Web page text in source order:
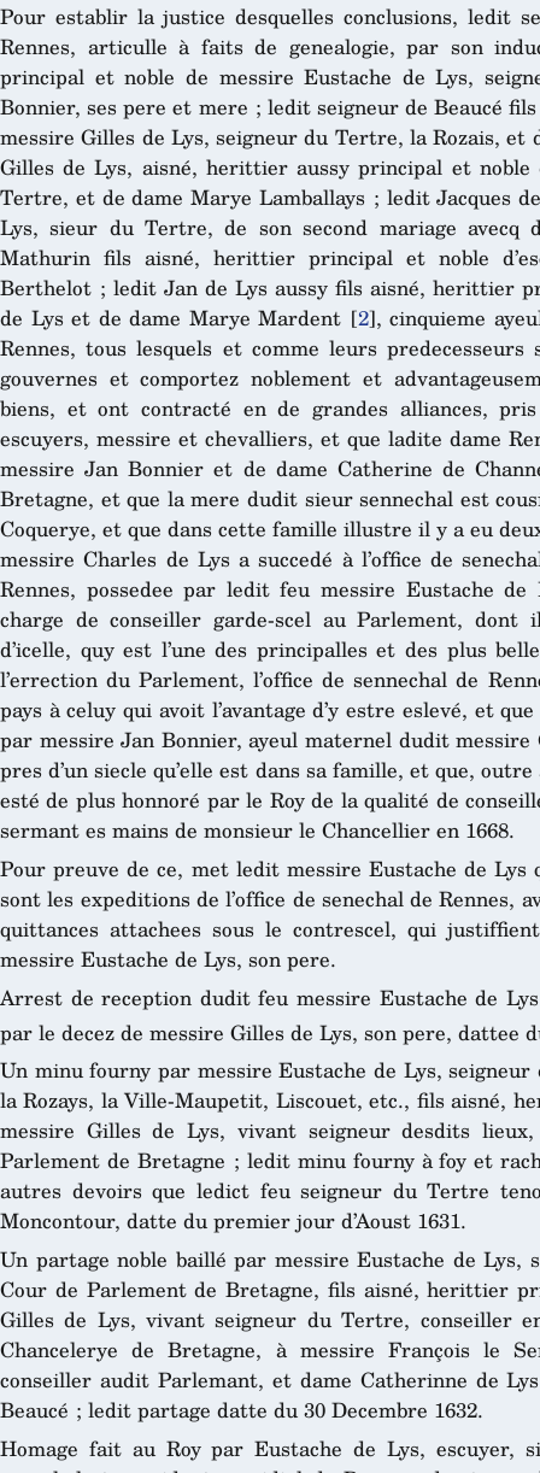
Pour establir la justice desquelles conclusions, ledit
Rennes, articulle à faits de genealogie, par son
principal et noble de messire Eustache de Lys,
Bonnier, ses pere et mere ; ledit seigneur de Beaucé
messire Gilles de Lys, seigneur du Tertre, la Rozais, et
Gilles de Lys, aisné, herittier aussy principal et noble
Tertre, et de dame Marye Lamballays ; ledit Jacques
Lys, sieur du Tertre, de son second mariage
Mathurin fils aisné, herittier principal et noble
Berthelot ; ledit Jan de Lys aussy fils aisné, herittier
de Lys et de dame Marye Mardent [2], cinquieme
Rennes, tous lesquels et comme leurs
gouvernes et comportez noblement et
biens, et ont contracté en de grandes alliances,
escuyers, messire et chevalliers, et que ladite dame
messire Jan Bonnier et de dame Catherine de
Bretagne, et que la mere dudit sieur sennechal est
Coquerye, et que dans cette famille illustre il y a eu
messire Charles de Lys a succedé à l’office de
Rennes, possedee par ledit feu messire Eustache
charge de conseiller garde-scel au Parlement,
d’icelle, quy est l’une des principalles et des plus
l’errection du Parlement, l’office de sennechal de
pays à celuy qui avoit l’avantage d’y estre eslevé, et
par messire Jan Bonnier, ayeul maternel dudit messire
pres d’un siecle qu’elle est dans sa famille, et que,
esté de plus honnoré par le Roy de la qualité de
sermant es mains de monsieur le Chancellier en 1668.
Pour preuve de ce, met ledit messire Eustache de Lys
sont les expeditions de l’office de senechal de Rennes,
quittances attachees sous le contrescel, qui
messire Eustache de Lys, son pere.
Arrest de reception dudit feu messire Eustache de
par le decez de messire Gilles de Lys, son pere, dattee
Un minu fourny par messire Eustache de Lys,
la Rozays, la Ville-Maupetit, Liscouet, etc., fils aisné,
messire Gilles de Lys, vivant seigneur desdits
Parlement de Bretagne ; ledit minu fourny à foy et
autres devoirs que ledict feu seigneur du Tertre
Moncontour, datte du premier jour d’Aoust 1631.
Un partage noble baillé par messire Eustache de Lys,
Cour de Parlement de Bretagne, fils aisné, herittier
Gilles de Lys, vivant seigneur du Tertre, conseiller
Chancelerye de Bretagne, à messire François le
conseiller audit Parlemant, et dame Catherinne de
Beaucé ; ledit partage datte du 30 Decembre 1632.
Homage fait au Roy par Eustache de Lys, escuyer,